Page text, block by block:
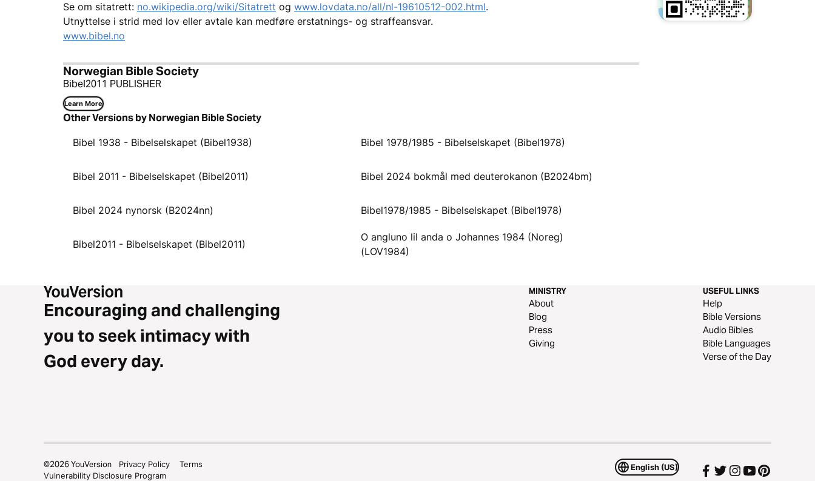
Se om sitatrett: no.wikipedia.org/wiki/Sitatrett og www.lovdata.no/all/nl-19610512-002.html.
Utnyttelse i strid med lov eller avtale kan medføre erstatnings- og straffeansvar.
www.bibel.no
Norwegian Bible Society
Bibel2011 PUBLISHER
Learn More
Other Versions by Norwegian Bible Society
Bibel 1938 - Bibelselskapet (Bibel1938) Bibel 1978/1985 - Bibelselskapet (Bibel1978)
Bibel 2011 - Bibelselskapet (Bibel2011) Bibel 2024 bokmål med deuterokanon (B2024bm)
Bibel 2024 nynorsk (B2024nn) Bibel1978/1985 - Bibelselskapet (Bibel1978)
Bibel2011 - Bibelselskapet (Bibel2011)
O angluno lil anda o Johannes 1984 (Noreg)
(LOV1984)
Encouraging and challenging
you to seek intimacy with
God every day.
MINISTRY
About
Blog
Press
Giving
USEFUL LINKS
Help
Bible Versions
Audio Bibles
Bible Languages
Verse of the Day
English (US)
©2026YouVersion Privacy Policy
Terms
Vulnerability Disclosure Program